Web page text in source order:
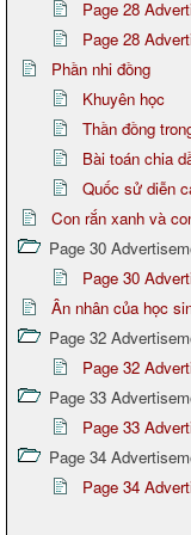
Page 28
Page 28
Phần nhi đồng
Khuyên học
Thần đồng
Bài toán chia
Quốc sử diễn
Con rắn xanh và
Page 30
Page 30
Ân nhân của học
Page 32
Page 32
Page 33
Page 33
Page 34
Page 34